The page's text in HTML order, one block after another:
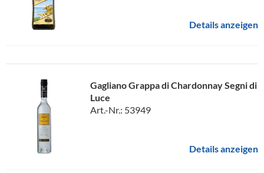
Details anzeigen
Gagliano Grappa di Chardonnay Segni di
Luce
Art.-Nr.: 53949
Details anzeigen